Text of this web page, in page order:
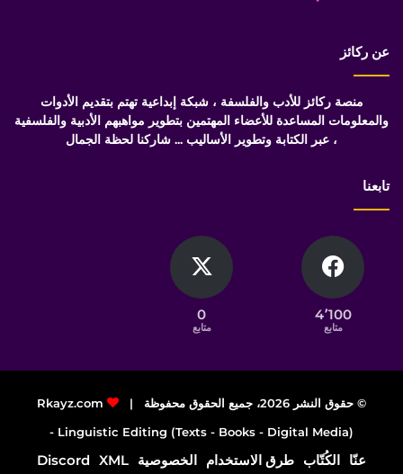
عن ركائز
منصة ركائز للأدب والفلسفة ، شبكة إبداعية تهتم بتقديم الأدوات
والمعلومات المساعدة للأعضاء المهتمين بتطوير مواهبهم الأدبية والفلسفية
، عبر الكتابة وتطوير الأساليب ... شاركنا لحظة الجمال
تابعنا
4٬100
متابع
0
متابع
© حقوق النشر 2026، جميع الحقوق محفوظة |
Rkayz.com
Linguistic Editing (Texts - Books - Digital Media) -
عنّا الكُتّاب طرق الاستخدام الخصوصية XML
Discord